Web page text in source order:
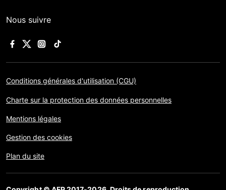
Nous suivre
Conditions générales d'utilisation (CGU)
Charte sur la protection des données personnelles
Mentions légales
Gestion des cookies
Plan du site